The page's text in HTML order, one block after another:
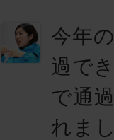
今年
過で
で通
れま